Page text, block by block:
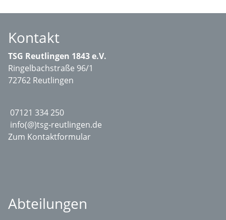
Kontakt
TSG Reutlingen 1843 e.V.
Ringelbachstraße 96/1
72762 Reutlingen
07121 334 250
info(@)tsg-reutlingen.de
Zum Kontaktformular
Abteilungen